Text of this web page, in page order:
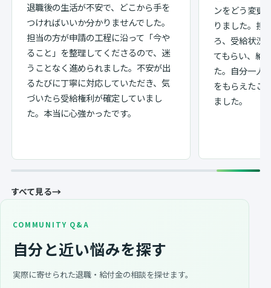
退職後の生活が不安で、どこから手を
つければいいか分かりませんでした。
担当の方が申請の工程に沿って「今や
ること」を整理してくださるので、迷
うことなく進められました。不安が出
るたびに丁寧に対応していただき、気
づいたら受給権利が確定していまし
た。本当に心強かったです。
ンをどう変更
りました。担
ろ、受給状況
てもらい、納
た。自分一人
をもらえたこ
ました。
すべて見る→
COMMUNITY Q&A
自分と近い悩みを探す
実際に寄せられた退職・給付金の相談を探せます。